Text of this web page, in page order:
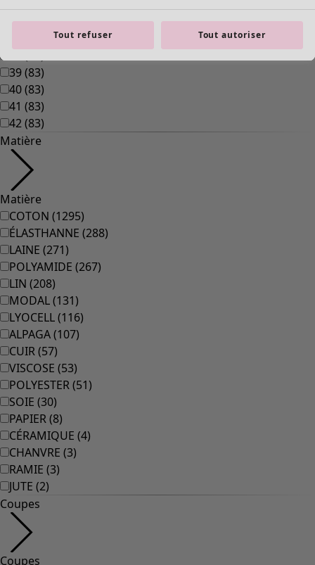
Mobilier
Nouveautés
Voir toute la décoration
Rideaux
Coussins & Housse de coussin
Tapis
Éponge
Livres
Coups de cœur antérieurs
Pièce
Salle de bain
Salon
Cuisine et repas
Une tenue toute prête
Décoration classique et folklorique
Tout refuser Tout autoriser